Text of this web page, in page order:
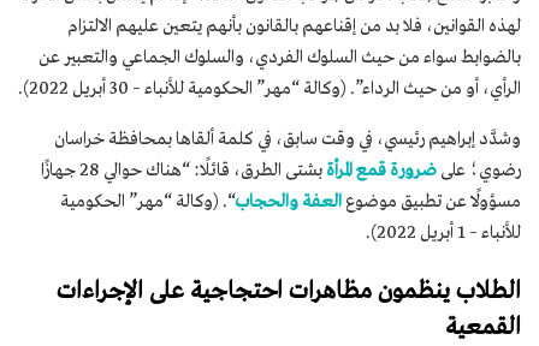
لهذه القوانين، فلا بد من إقناعهم بالقانون بأنهم يتعين عليهم الالتزام
بالضوابط سواء من حيث السلوك الفردي، والسلوك الجماعي والتعبير عن
الرأي، أو من حيث الرداء”. (وكالة “مهر” الحكومية للأنباء – 30 أبريل 2022).
وشدَّد إبراهيم رئيسي، في وقت سابق، في كلمة ألقاها بمحافظة خراسان
رضوي؛ على ضرورة قمع المرأة
بشتى الطرق، قائلًا: “هناك حوالي 28 جهازًا
مسؤولًا عن تطبيق موضوع العفة والحجاب“. (وكالة “مهر” الحكومية
للأنباء – 1 أبريل 2022).
الطلاب ينظمون مظاهرات احتجاجية على الإجراءات
القمعية